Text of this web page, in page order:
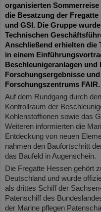
organisierten
die Besatzung der Fregatte
und GSI. Die Gruppe
Technischen
Anschließend erhielten die
in einem
Beschleunigeranlagen
Forschungsergebnisse
Forschungszentrums FAIR.
Auf dem Rundgang durch
Kontrollraum der
Kohlenstoffionen sowie das
Weiteren informierten die
Entdeckung von neuen
nahmen den Baufortschritt
das Baufeld in Augenschein.
Die Fregatte Hessen gehört
Deutschland und wurde
als drittes Schiff der
Patenschiff des
der Marine pflegen